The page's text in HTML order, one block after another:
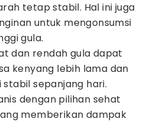
tetap stabil. Hal ini juga
untuk mengonsumsi
gula.
dan rendah gula dapat
kenyang lebih lama dan
sepanjang hari.
dengan pilihan sehat
memberikan dampak